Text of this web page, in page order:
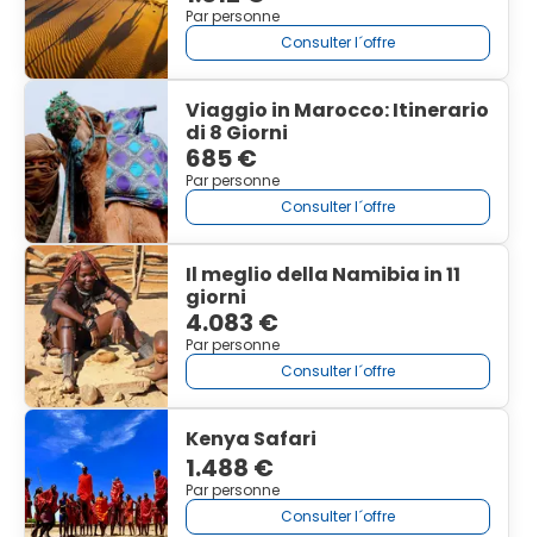
Par personne
Consulter l´offre
Viaggio in Marocco: Itinerario
di 8 Giorni
685 €
Par personne
Consulter l´offre
Il meglio della Namibia in 11
giorni
4.083 €
Par personne
Consulter l´offre
Kenya Safari
1.488 €
Par personne
Consulter l´offre